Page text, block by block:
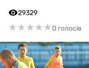
29329
★★★★★
★★★★★0 голосів